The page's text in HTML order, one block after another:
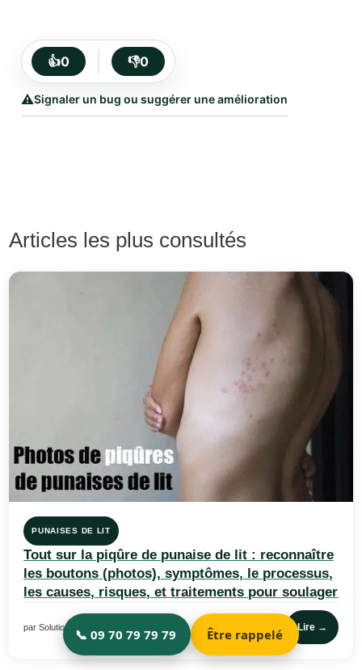
👍0 👎0
⚠️Signaler un bug ou suggérer une amélioration
Articles les plus consultés
PUNAISES DE LIT
Tout sur la piqûre de punaise de lit : reconnaître
les boutons (photos), symptômes, le processus,
les causes, risques, et traitements pour soulager
par Solution Nuisible · 14 février 2024 Lire →